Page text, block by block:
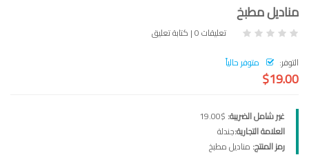
مناديل مطبخ
تعليقات 0 | كتابة تعليق
التوفر:
متوفر حالياً
$19.00
غير شامل الضريبة: $19.00
العلامة التجارية:جندلة
رمز المنتج: مناديل مطبخ